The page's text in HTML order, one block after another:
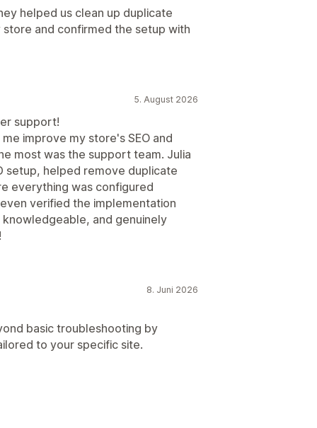
helped us clean up duplicate
store and confirmed the setup with
5. August 2026
support!
improve my store's SEO and
most was the support team. Julia
setup, helped remove duplicate
everything was configured
verified the implementation
knowledgeable, and genuinely
8. Juni 2026
basic troubleshooting by
to your specific site.